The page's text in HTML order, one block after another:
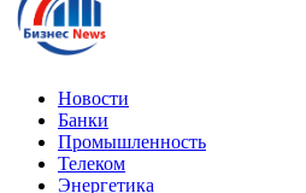
Новости
Банки
Промышленность
Телеком
Энергетика